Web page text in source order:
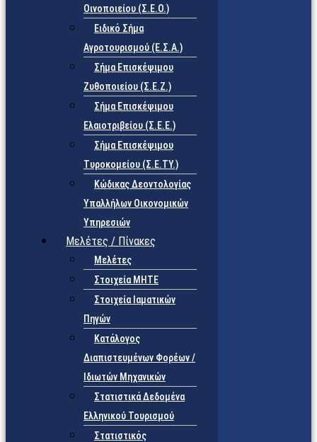
Οινοποιείου (Σ.Ε.Ο.)
Ειδικό Σήμα
Αγροτουρισμού (Ε.Σ.Α.)
Σήμα Επισκέψιμου
Ζυθοποιείου (Σ.Ε.Ζ.)
Σήμα Επισκέψιμου
Ελαιοτριβείου (Σ.Ε.Ε.)
Σήμα Επισκέψιμου
Τυροκομείου (Σ.Ε.TY.)
Κώδικας Δεοντολογίας
Υπαλλήλων Οικονομικών
Υπηρεσιών
Μελέτες / Πίνακες
Μελέτες
Στοιχεία ΜΗΤΕ
Στοιχεία Ιαματικών
Πηγών
Κατάλογος
Διαπιστευμένων Φορέων /
Ιδιωτών Μηχανικών
Στατιστικά Δεδομένα
Ελληνικού Τουρισμού
Στατιστικός